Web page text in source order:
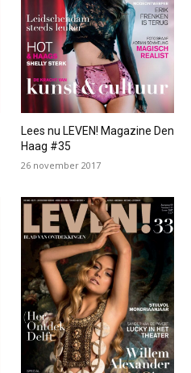
Lees nu LEVEN! Magazine Den
Haag #35
26 november 2017